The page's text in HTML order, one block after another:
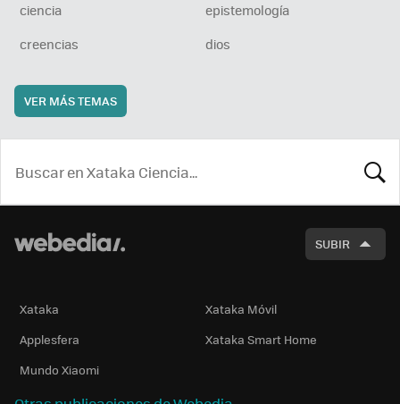
ciencia
epistemología
creencias
dios
VER MÁS TEMAS
SUBIR
Xataka
Xataka Móvil
Applesfera
Xataka Smart Home
Mundo Xiaomi